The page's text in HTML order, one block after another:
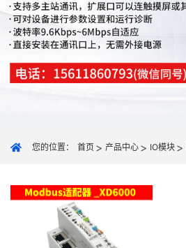
您的位置： 首页 产品中心 IO模块